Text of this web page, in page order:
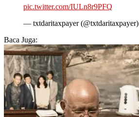
pic.twitter.com/IULn8r9PFQ
— txtdaritaxpayer (@txtdaritaxpayer)
Baca Juga: